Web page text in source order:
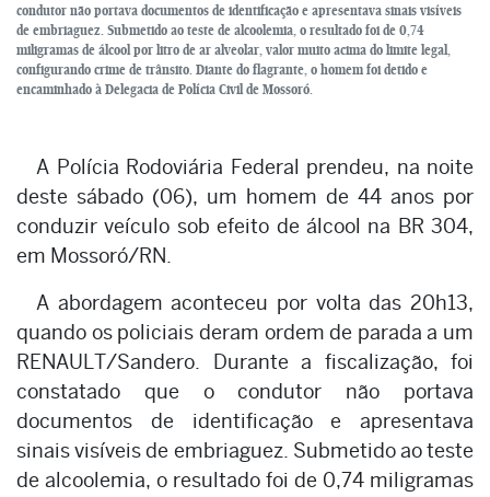
condutor não portava documentos de identificação e apresentava sinais visíveis
de embriaguez. Submetido ao teste de alcoolemia, o resultado foi de 0,74
miligramas de álcool por litro de ar alveolar, valor muito acima do limite legal,
configurando crime de trânsito. Diante do flagrante, o homem foi detido e
encaminhado à Delegacia de Polícia Civil de Mossoró.
A Polícia Rodoviária Federal prendeu, na noite
deste sábado (06), um homem de 44 anos por
conduzir veículo sob efeito de álcool na BR 304,
em Mossoró/RN.
A abordagem aconteceu por volta das 20h13,
quando os policiais deram ordem de parada a um
RENAULT/Sandero. Durante a fiscalização, foi
constatado que o condutor não portava
documentos de identificação e apresentava
sinais visíveis de embriaguez. Submetido ao teste
de alcoolemia, o resultado foi de 0,74 miligramas